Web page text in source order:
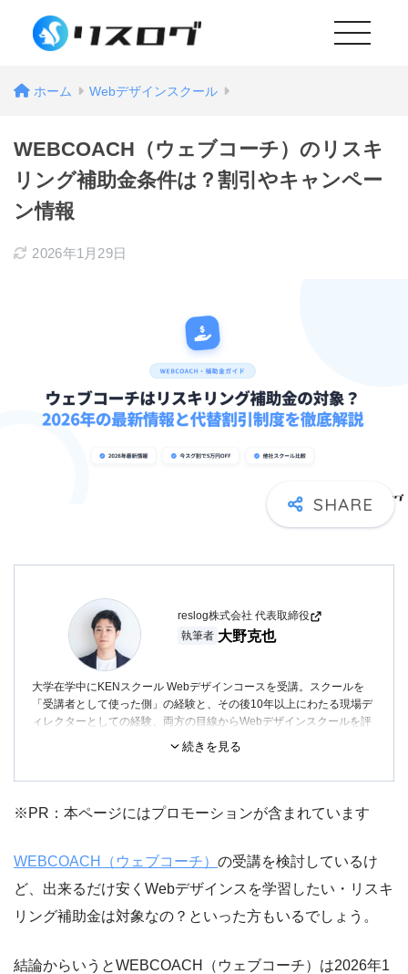
MENU
ホーム Webデザインスクール
WEBCOACH（ウェブコーチ）のリスキ
リング補助金条件は？割引やキャンペー
ン情報
2026年1月29日
reslog株式会社 代表取締役
執筆者 大野克也
大学在学中にKENスクール Webデザインコースを受講。スクールを
「受講者として使った側」の経験と、その後10年以上にわたる現場デ
ィレクターとしての経験、両方の目線からWebデザインスクールを評
ディレクターとして、Webサイト・LP・SNSクリエイティブの制作に
関わる。
ベンチャー企業の執行役員CMOではUI/UX設計・ワイヤーフレーム作
物はWebサイト・LPなど30本以上。自社ではreslog.jp / faclog.jpをは
じめ複数サイトのアートディレクターとして構築に従事。
上のITスクールを調査しており、Webデザインスクールについては
続きを見る
※PR：本ページにはプロモーションが含まれています
WEBCOACH（ウェブコーチ） の受講を検討しているけ
ど、出来るだけ安くWebデザインスを学習したい・リスキ
リング補助金は対象なの？といった方もいるでしょう。
結論からいうとWEBCOACH（ウェブコーチ）は2026年1